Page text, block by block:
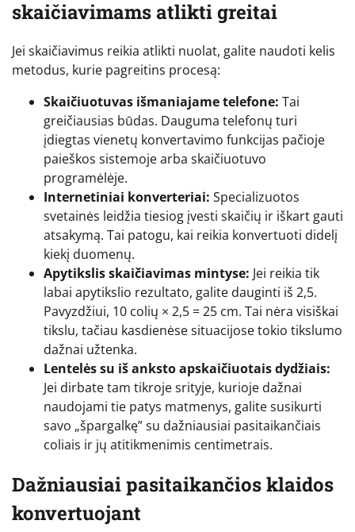
skaičiavimams atlikti greitai
Jei skaičiavimus reikia atlikti nuolat, galite naudoti kelis
metodus, kurie pagreitins procesą:
Skaičiuotuvas išmaniajame telefone: Tai
greičiausias būdas. Dauguma telefonų turi
įdiegtas vienetų konvertavimo funkcijas pačioje
paieškos sistemoje arba skaičiuotuvo
programėlėje.
Internetiniai konverteriai: Specializuotos
svetainės leidžia tiesiog įvesti skaičių ir iškart gauti
atsakymą. Tai patogu, kai reikia konvertuoti didelį
kiekį duomenų.
Apytikslis skaičiavimas mintyse: Jei reikia tik
labai apytikslio rezultato, galite dauginti iš 2,5.
Pavyzdžiui, 10 colių × 2,5 = 25 cm. Tai nėra visiškai
tikslu, tačiau kasdienėse situacijose tokio tikslumo
dažnai užtenka.
Lentelės su iš anksto apskaičiuotais dydžiais:
Jei dirbate tam tikroje srityje, kurioje dažnai
naudojami tie patys matmenys, galite susikurti
savo „špargalkę” su dažniausiai pasitaikančiais
coliais ir jų atitikmenimis centimetrais.
Dažniausiai pasitaikančios klaidos
konvertuojant